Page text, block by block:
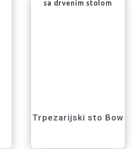
Trpezarijski sto Bow